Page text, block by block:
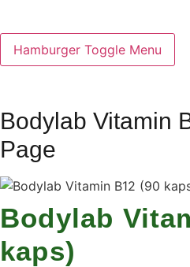
Hamburger Toggle Menu
Bodylab Vitamin
Page
Bodylab
kaps)